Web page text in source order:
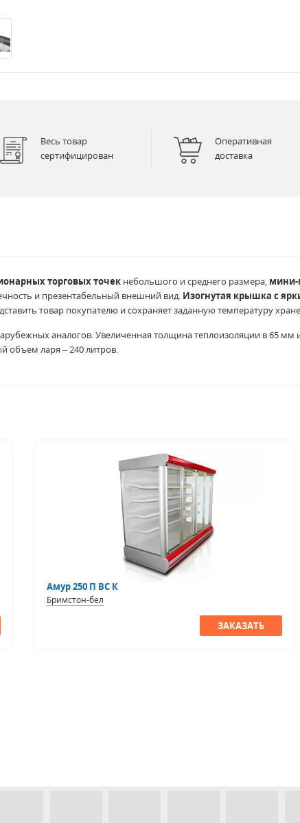
Весь товар
сертифицирован
Оперативная
доставка
торговых точек небольшого и среднего размера, мини-
и презентабельный внешний вид. Изогнутая крышка с
товар покупателю и сохраняет заданную температуру
аналогов. Увеличенная толщина теплоизоляции в 65
объем ларя – 240 литров.
Амур 250 П ВС К
Бримстон-бел
ЗАКАЗАТЬ